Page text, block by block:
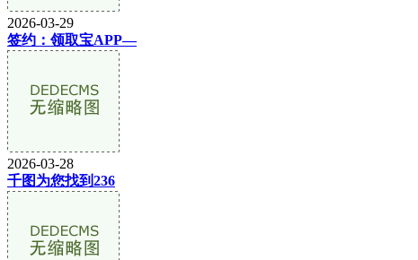
2026-03-29
签约：领取宝APP—
2026-03-28
千图为您找到236